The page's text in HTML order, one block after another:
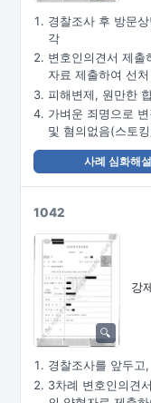
경찰조사 후 방문
각
변호인의견서 제출
자료 제출하여 선
피해변제, 원만한
가벼운 죄명으로
및 혐의없음(스토
사례 심화해설
1042
강
경찰조사를 앞두고
3차례 변호인의견